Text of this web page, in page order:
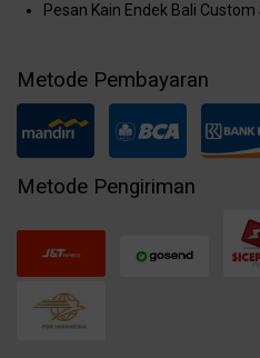
Pesan Kain Endek Bali
Metode Pembayaran
Metode Pengiriman